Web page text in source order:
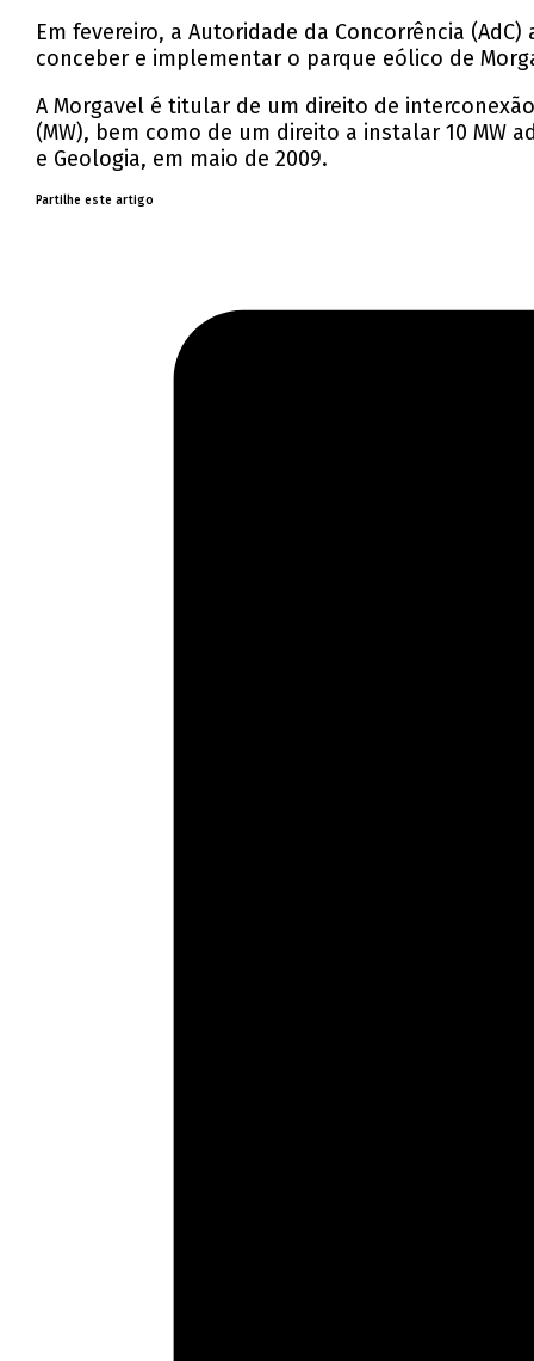
Em fevereiro, a Autoridade da Concorrência
conceber e implementar o parque eólico de
A Morgavel é titular de um direito de
(MW), bem como de um direito a instalar 10 MW
e Geologia, em maio de 2009.
Partilhe este artigo